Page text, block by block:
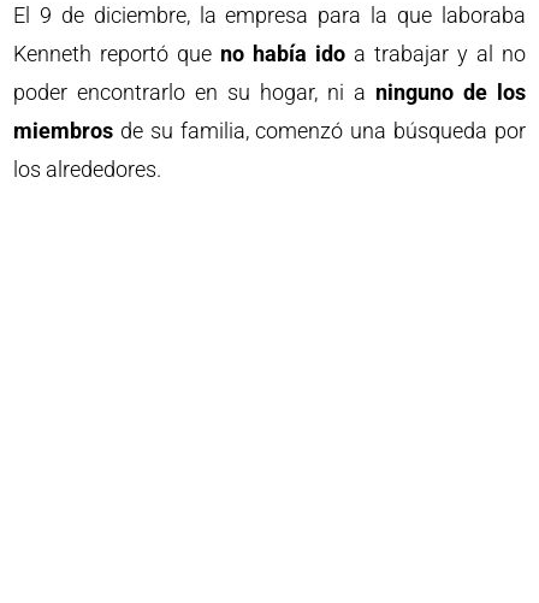
El 9 de diciembre, la empresa para la que laboraba
Kenneth reportó que no había ido a trabajar y al no
poder encontrarlo en su hogar, ni a ninguno de los
miembros de su familia, comenzó una búsqueda por
los alrededores.